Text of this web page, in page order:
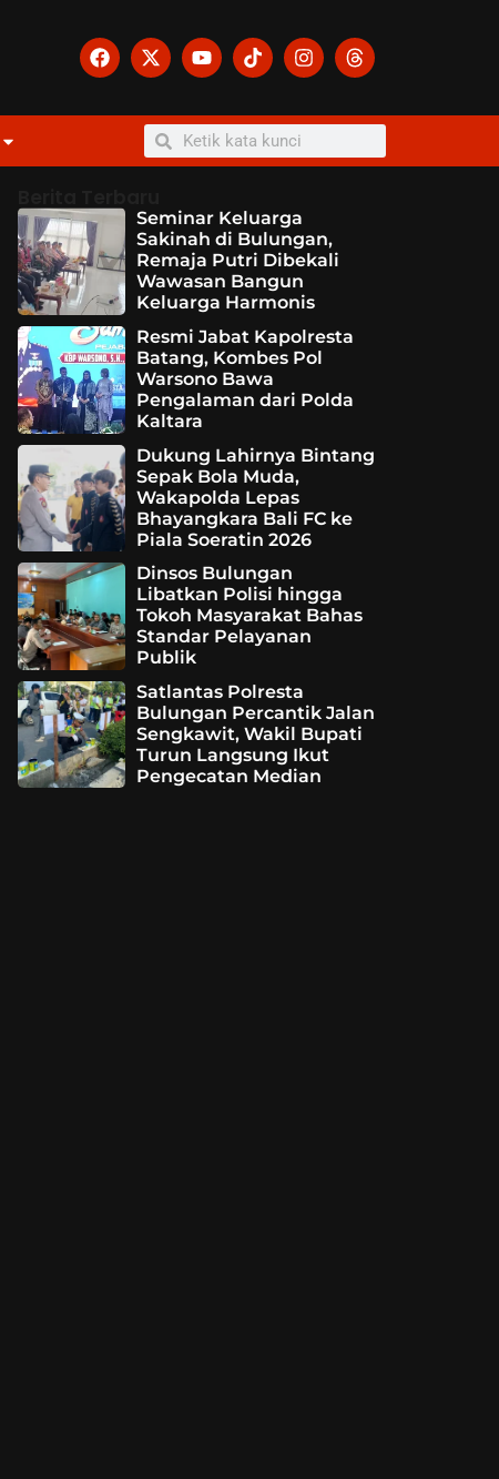
Seminar Keluarga
Sakinah di Bulungan,
Remaja Putri Dibekali
Wawasan Bangun
Keluarga Harmonis
Resmi Jabat Kapolresta
Batang, Kombes Pol
Warsono Bawa
Pengalaman dari Polda
Kaltara
Dukung Lahirnya Bintang
Sepak Bola Muda,
Wakapolda Lepas
Bhayangkara Bali FC ke
Piala Soeratin 2026
Dinsos Bulungan
Libatkan Polisi hingga
Tokoh Masyarakat Bahas
Standar Pelayanan
Publik
Satlantas Polresta
Bulungan Percantik Jalan
Sengkawit, Wakil Bupati
Turun Langsung Ikut
Pengecatan Median